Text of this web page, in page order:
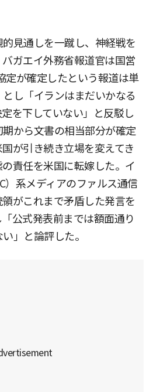
見通しを一蹴し、神経戦を
ガエイ外務省報道官は国営
定が確定したという報道は単
し「イランはまだいかなる
を下していない」と反駁し
から文書の相当部分が確定
が引き続き立場を変えてき
責任を米国に転嫁した。イ
）系メディアのファルス通信
がこれまで矛盾した発言を
公式発表前までは額面通り
」と論評した。